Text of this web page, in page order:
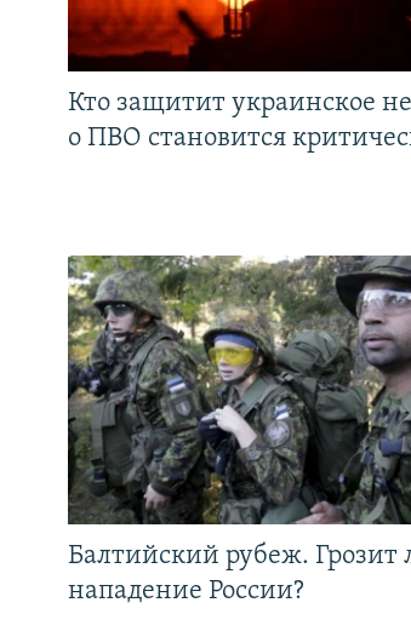
Кто защитит украинское
о ПВО становится
Балтийский рубеж. Грозит
нападение России?